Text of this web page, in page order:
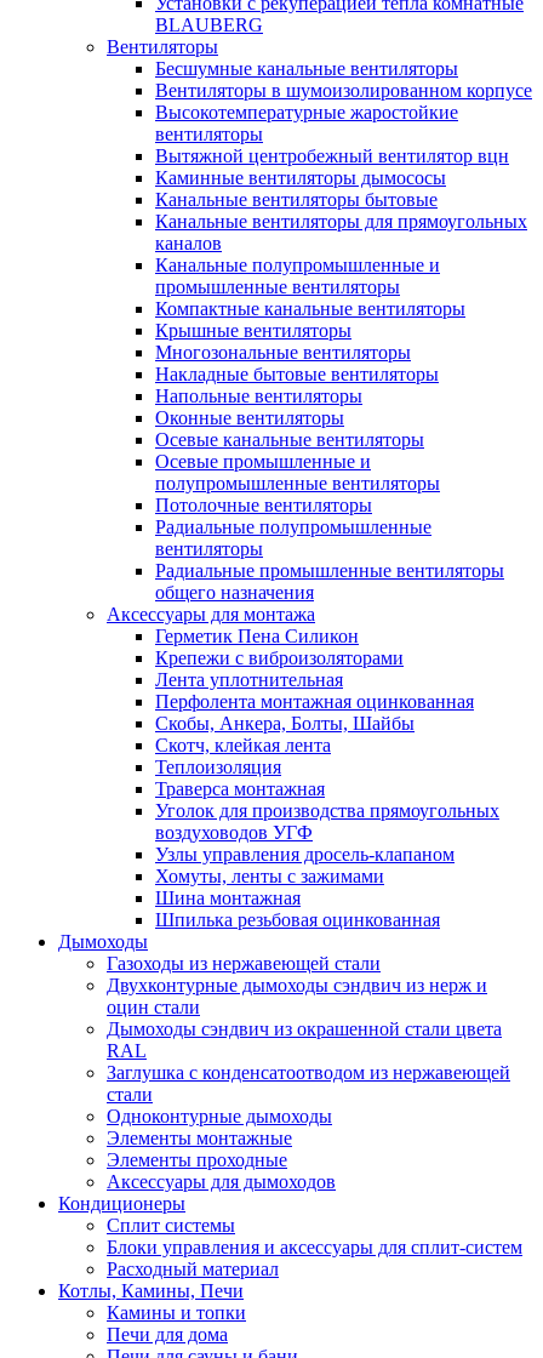
BLAUBERG
Вентиляторы
Бесшумные канальные вентиляторы
Вентиляторы в шумоизолированном корпусе
Высокотемпературные жаростойкие
вентиляторы
Вытяжной центробежный вентилятор вцн
Каминные вентиляторы дымососы
Канальные вентиляторы бытовые
Канальные вентиляторы для прямоугольных
каналов
Канальные полупромышленные и
промышленные вентиляторы
Компактные канальные вентиляторы
Крышные вентиляторы
Многозональные вентиляторы
Накладные бытовые вентиляторы
Напольные вентиляторы
Оконные вентиляторы
Осевые канальные вентиляторы
Осевые промышленные и
полупромышленные вентиляторы
Потолочные вентиляторы
Радиальные полупромышленные
вентиляторы
Радиальные промышленные вентиляторы
общего назначения
Аксессуары для монтажа
Герметик Пена Силикон
Крепежи с виброизоляторами
Лента уплотнительная
Перфолента монтажная оцинкованная
Скобы, Анкера, Болты, Шайбы
Скотч, клейкая лента
Теплоизоляция
Траверса монтажная
Уголок для производства прямоугольных
воздуховодов УГФ
Узлы управления дросель-клапаном
Хомуты, ленты с зажимами
Шина монтажная
Шпилька резьбовая оцинкованная
Дымоходы
Газоходы из нержавеющей стали
Двухконтурные дымоходы сэндвич из нерж и
оцин стали
Дымоходы сэндвич из окрашенной стали цвета
RAL
Заглушка с конденсатоотводом из нержавеющей
стали
Одноконтурные дымоходы
Элементы монтажные
Элементы проходные
Аксессуары для дымоходов
Кондиционеры
Сплит системы
Блоки управления и аксессуары для сплит-систем
Расходный материал
Котлы, Камины, Печи
Камины и топки
Печи для дома